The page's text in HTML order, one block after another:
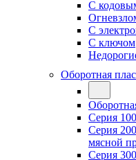
С
С
С ключом
Оборотная
Серия
Серия
мясной
Серия